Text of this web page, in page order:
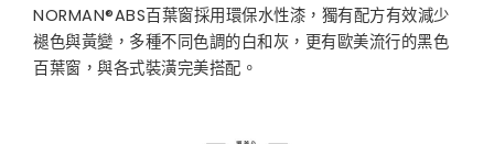
NORMAN®ABS百葉窗採用環保水性漆，獨有配方有效減少
褪色與黃變，多種不同色調的白和灰，更有歐美流行的黑色
百葉窗，與各式裝潢完美搭配。